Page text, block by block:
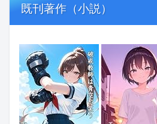
既刊著作（小説）